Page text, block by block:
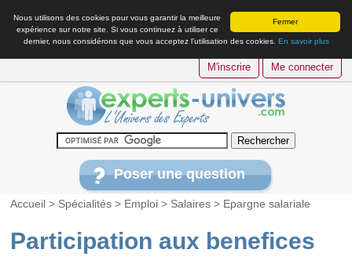
Fermer
Nous utilisons des cookies pour vous garantir la meilleure
expérience sur notre site. Si vous continuez à utiliser ce
dernier, nous considérons que vous acceptez l’utilisation des cookies. En savoir plus
M'inscrire Me connecter
Poser une question
Accueil > Spécialités > Emploi > Salaires > Epargne salariale
Participation aux benefices